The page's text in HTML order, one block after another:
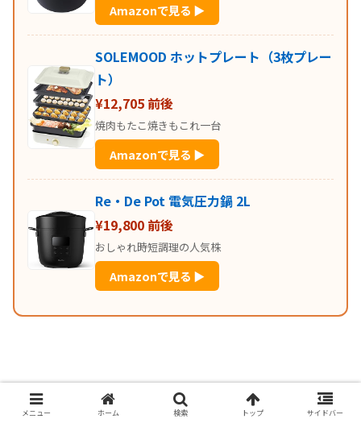
Amazonで見る ▶
SOLEMOOD ホットプレート（3枚プレー
ト）
¥12,705 前後
焼肉もたこ焼きもこれ一台
Amazonで見る ▶
Re・De Pot 電気圧力鍋 2L
¥19,800 前後
おしゃれ時短調理の人気株
Amazonで見る ▶
メニュー ホーム 検索 トップ サイドバー